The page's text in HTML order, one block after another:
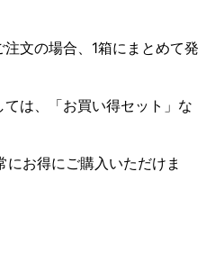
文の場合、1箱にまとめて発
ては、「お買い得セット」な
お得にご購入いただけま